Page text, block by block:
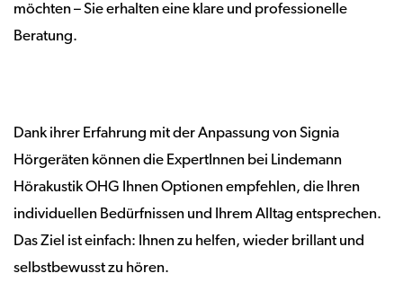
möchten – Sie erhalten eine klare und professionelle
Beratung.
Dank ihrer Erfahrung mit der Anpassung von Signia
Hörgeräten können die ExpertInnen bei Lindemann
Hörakustik OHG Ihnen Optionen empfehlen, die Ihren
individuellen Bedürfnissen und Ihrem Alltag entsprechen.
Das Ziel ist einfach: Ihnen zu helfen, wieder brillant und
selbstbewusst zu hören.